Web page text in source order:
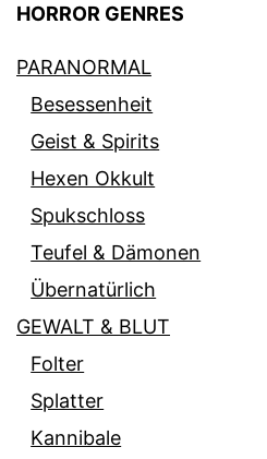
HORROR GENRES
PARANORMAL
Besessenheit
Geist & Spirits
Hexen Okkult
Spukschloss
Teufel & Dämonen
Übernatürlich
GEWALT & BLUT
Folter
Splatter
Kannibale